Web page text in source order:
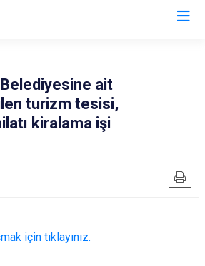
Gediz
ait
turizm tesisi,
kiralama işi
için tıklayınız.